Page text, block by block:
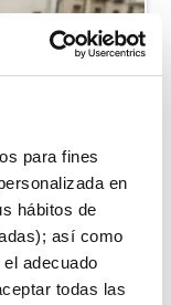
para fines
en
hábitos de
así como
adecuado
todas las